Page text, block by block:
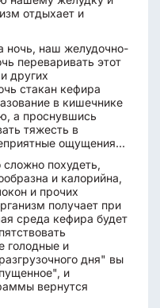
отдыхает и
ночь, наш желудочно-
переваривать этот
других
стакан кефира
в кишечнике
а проснувшись
тяжесть в
ощущения...
похудеть,
и калорийна,
и прочих
получает при
среда кефира будет
голодные и
дня" вы
и
вернутся